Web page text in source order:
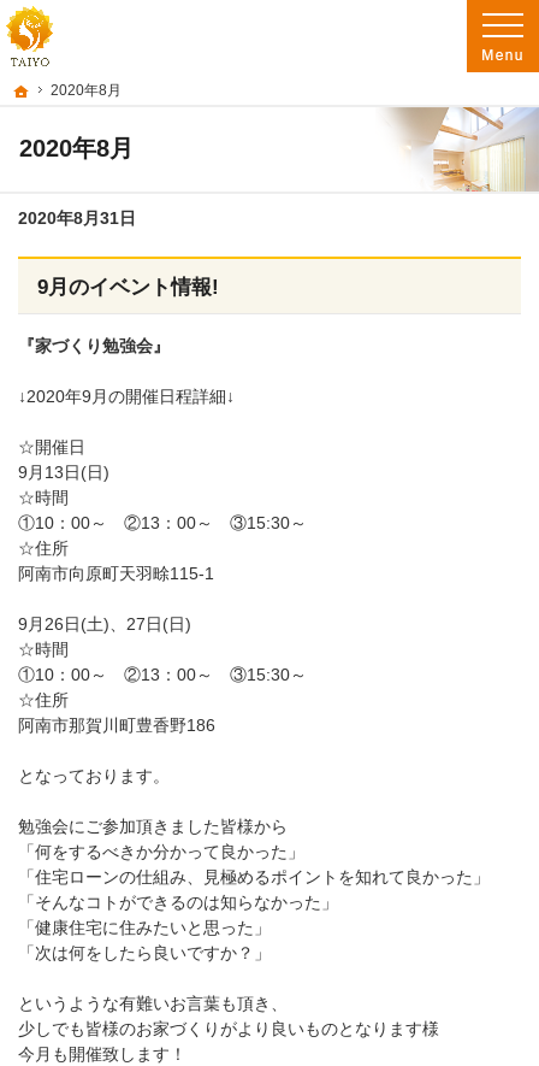
ホーム
2020年8月
2020年8月
阿南市を中心に徳島南部で注文住宅・新築一戸建て・リフォームを手がけるた
徳島で注文住宅を建てるなら たいようホーム｜阿南市・徳島南部の地域密着工務店
2020年8月31日
9月のイベント情報!
『家づくり勉強会』
↓2020年9月の開催日程詳細↓
☆開催日
9月13日(日)
☆時間
①10：00～ ②13：00～ ③15:30～
☆住所
阿南市向原町天羽畭115-1
9月26日(土)、27日(日)
☆時間
①10：00～ ②13：00～ ③15:30～
☆住所
阿南市那賀川町豊香野186
となっております。
勉強会にご参加頂きました皆様から
「何をするべきか分かって良かった」
「住宅ローンの仕組み、見極めるポイントを知れて良かった」
「そんなコトができるのは知らなかった」
「健康住宅に住みたいと思った」
「次は何をしたら良いですか？」
というような有難いお言葉も頂き、
少しでも皆様のお家づくりがより良いものとなります様
今月も開催致します！